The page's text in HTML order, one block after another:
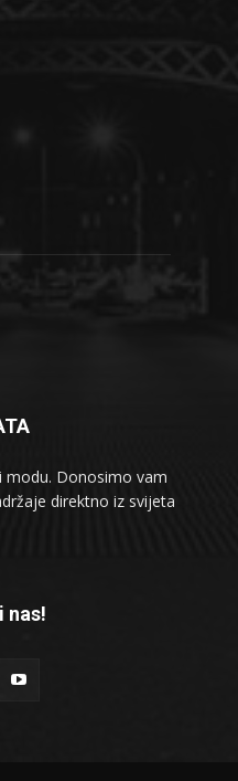
modu. Donosimo vam
direktno iz svijeta
nas!